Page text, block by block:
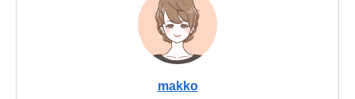
makko